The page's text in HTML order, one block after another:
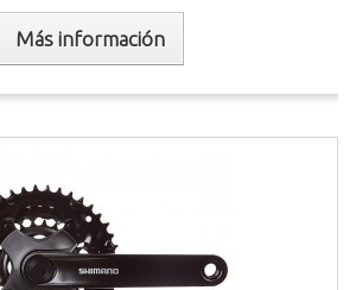
Más información